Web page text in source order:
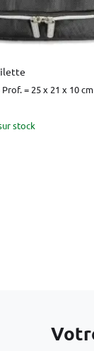
= 25 x 21 x 10 cm
stock